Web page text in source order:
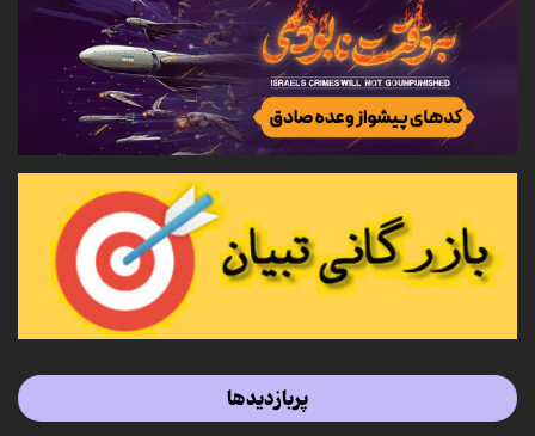
پربازدیدها